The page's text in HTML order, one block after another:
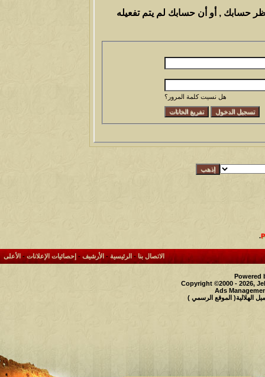
حسابك , أو أن حسابك لم يتم تفعيله
هل نسيت كلمة المرور؟
.
الاتصال بنا- الرئيسية-الأرشيف- إحصائيات الإعلانات- الأعلى
Powered
Copyright ©2000 - 2026,
Ads
الهلالية( الموقع الرسمي )